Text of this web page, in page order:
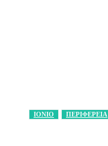
ΙΟΝΙΟ ΠΕΡΙΦΕΡΕΙΑ